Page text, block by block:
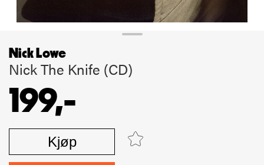
Nick Lowe
Nick The Knife (CD)
199,-
Kjøp